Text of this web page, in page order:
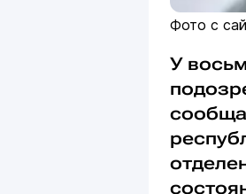
Фото с
У